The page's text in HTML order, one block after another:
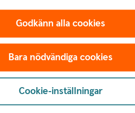
och liknande,
Godkänn alla cookies
Bara nödvändiga cookies
Cookie-inställningar